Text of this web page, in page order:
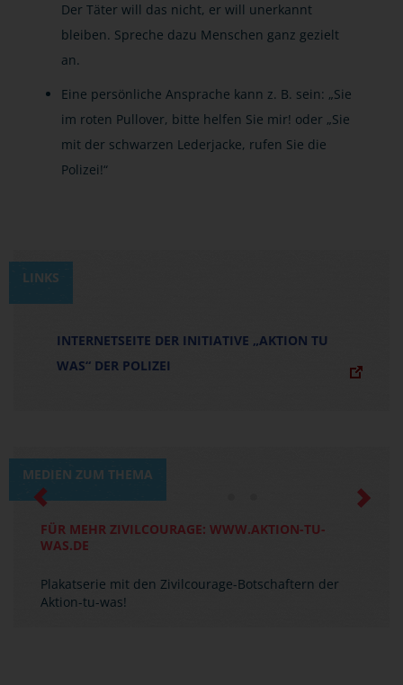
Der Täter will das nicht, er will unerkannt
bleiben. Spreche dazu Menschen ganz gezielt
an.
Eine persönliche Ansprache kann z. B. sein: „Sie
im roten Pullover, bitte helfen Sie mir! oder „Sie
mit der schwarzen Lederjacke, rufen Sie die
Polizei!“
LINKS
INTERNETSEITE DER INITIATIVE „AKTION TU
WAS“ DER POLIZEI
MEDIEN ZUM THEMA
FÜR MEHR ZIVILCOURAGE: WWW.AKTION-TU-
WAS.DE
Plakatserie mit den Zivilcourage-Botschaftern der
Aktion-tu-was!
Previous Next